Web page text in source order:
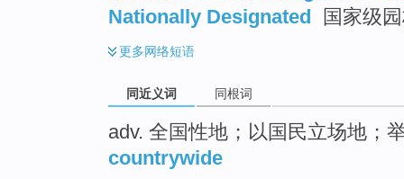
Nationally Designated
国家级
更多网络短语
同近义词 同根词
adv. 全国性地；以国民立场地；
countrywide